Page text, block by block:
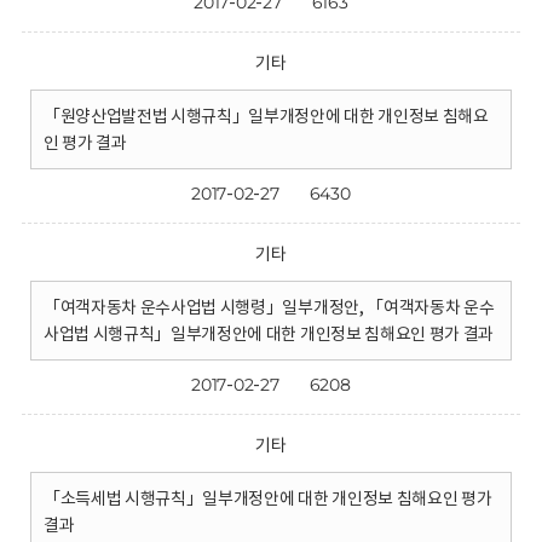
기타
「원양산업발전법 시행규칙」일부개정안에 대한 개인정보 침해요
인 평가 결과
2017-02-27 6430
기타
「여객자동차 운수사업법 시행령」일부개정안, 「여객자동차 운수
사업법 시행규칙」일부개정안에 대한 개인정보 침해요인 평가 결과
2017-02-27 6208
기타
「소득세법 시행규칙」일부개정안에 대한 개인정보 침해요인 평가
결과